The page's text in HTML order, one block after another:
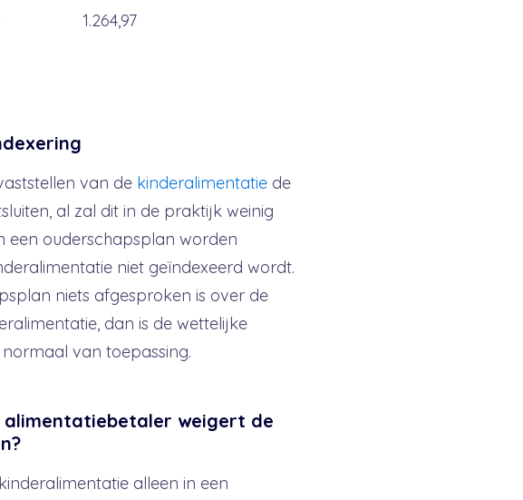
1.264,97
van de kinderalimentatiede
al zal dit in de praktijk weinig
een ouderschapsplan worden
niet geïndexeerd wordt.
niets afgesproken is over de
dan is de wettelijke
van toepassing.
weigert de
alleen in een